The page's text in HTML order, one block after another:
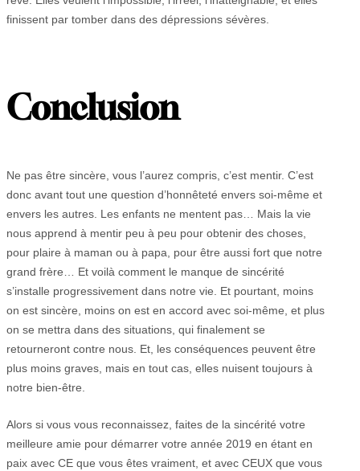
finissent par tomber dans des dépressions sévères.
Conclusion
Ne pas être sincère, vous l’aurez compris, c’est mentir. C’est
donc avant tout une question d’honnêteté envers soi-même et
envers les autres. Les enfants ne mentent pas… Mais la vie
nous apprend à mentir peu à peu pour obtenir des choses,
pour plaire à maman ou à papa, pour être aussi fort que notre
grand frère… Et voilà comment le manque de sincérité
s’installe progressivement dans notre vie. Et pourtant, moins
on est sincère, moins on est en accord avec soi-même, et plus
on se mettra dans des situations, qui finalement se
retourneront contre nous. Et, les conséquences peuvent être
plus moins graves, mais en tout cas, elles nuisent toujours à
notre bien-être.
Alors si vous vous reconnaissez, faites de la sincérité votre
meilleure amie pour démarrer votre année 2019 en étant en
paix avec CE que vous êtes vraiment, et avec CEUX que vous